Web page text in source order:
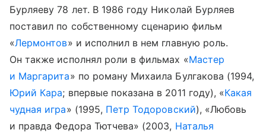
Бурляеву 78 лет. В 1986 году Николай Бурляев
поставил по собственному сценарию фильм
«Лермонтов» и исполнил в нем главную роль.
Он также исполнял роли в фильмах «Мастер
и Маргарита» по роману Михаила Булгакова (1994,
Юрий Кара; впервые показана в 2011 году), «Какая
чудная игра» (1995, Петр Тодоровский), «Любовь
и правда Федора Тютчева» (2003, Наталья